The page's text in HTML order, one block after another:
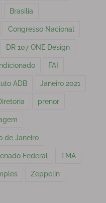
Brasilia
Congresso Nacional
DR 107 ONE Design
FAI
ADB Janeiro 2021
prenor
de Janeiro
Federal TMA
Zeppelin